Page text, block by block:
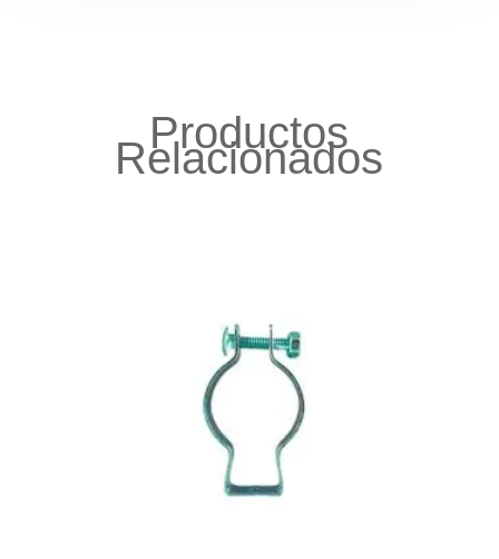
Productos
Relacionados